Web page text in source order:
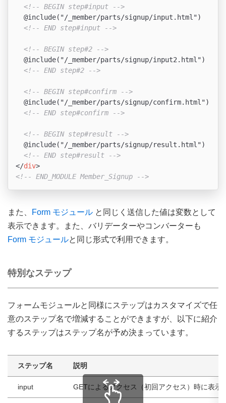
<!-- BEGIN step#input -->
  @include("/_member/parts/signup/input.html")
<!-- END step#input -->
<!-- BEGIN step#2 -->
  @include("/_member/parts/signup/input2.html")
<!-- END step#2 -->
<!-- BEGIN step#confirm -->
  @include("/_member/parts/signup/confirm.html")
<!-- END step#confirm -->
<!-- BEGIN step#result -->
  @include("/_member/parts/signup/result.html")
<!-- END step#result -->
</div>
<!-- END_MODULE Member_Signup -->
また、 Form モジュール と同じく送信した値は変数として
表示できます。また、バリデーターやコンバーターも
Form モジュールと同じ形式で利用できます。
特別なステップ
フォームモジュールと同様にステップはカスタマイズで任
意のステップ名で増減することができますが、以下に紹介
するステップはステップ名が予め決まっています。
ステップ名 説明
input GETによるアクセス（初回アクセス）時に表示